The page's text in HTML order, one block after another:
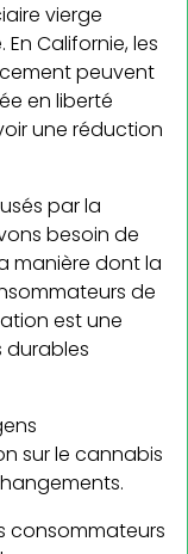
vierge
Californie, les
peuvent
en liberté
une réduction
par la
besoin de
manière dont la
de
est une
durables
sur le cannabis
consommateurs